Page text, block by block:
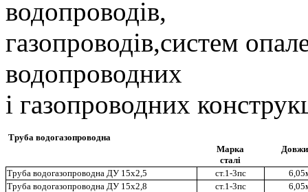
водопроводів,
газопроводів,систем
водопроводних
і газопроводних
Труба водогазопроводна
Марка
сталі
Труба водогазопроводна ДУ 15х2,5 ст.1-3пс
Труба водогазопроводна ДУ 15х2,8
ст.1-3пс